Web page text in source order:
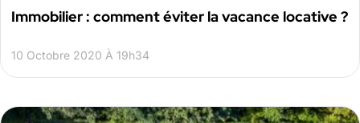
Immobilier : comment éviter la vacance locative ?
10 Octobre 2020 À 19h34